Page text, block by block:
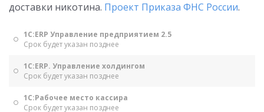
доставки никотина. Проект Приказа ФНС России.
1С:ERP Управление предприятием 2.5
Срок будет указан позднее
1С:ERP. Управление холдингом
Срок будет указан позднее
1С:Рабочее место кассира
Срок будет указан позднее